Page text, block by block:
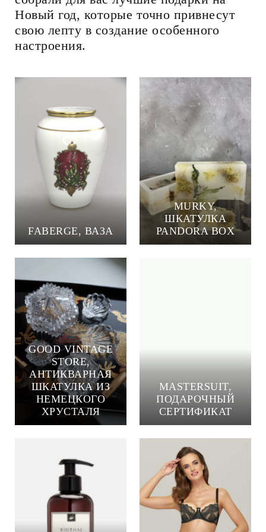
Новый год, которые точно привнесут
свою лепту в создание особенного
настроения.
FABERGE, ВАЗА
MURKY,
ШКАТУЛКА
PANDORA BOX
GOOD VINTAGE
STORE,
АНТИКВАРНАЯ
ШКАТУЛКА ИЗ
НЕМЕЦКОГО
ХРУСТАЛЯ
MASTERSUIT,
ПОДАРОЧНЫЙ
СЕРТИФИКАТ